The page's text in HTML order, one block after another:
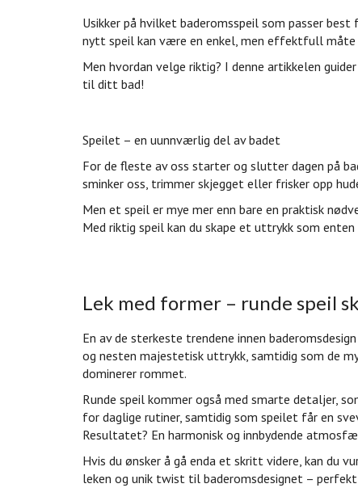
Usikker på hvilket baderomsspeil som passer
nytt speil kan være en enkel, men effektfull
Men hvordan velge riktig? I denne artikkelen
til ditt bad!
Speilet – en uunnværlig del av badet
For de fleste av oss starter og slutter dagen på
sminker oss, trimmer skjegget eller frisker opp
Men et speil er mye mer enn bare en praktisk
Med riktig speil kan du skape et uttrykk som
Lek med former – runde speil
En av de sterkeste trendene innen
og nesten majestetisk uttrykk, samtidig som de
dominerer rommet.
Runde speil kommer også med smarte detaljer,
for daglige rutiner, samtidig som speilet får en
Resultatet? En harmonisk og innbydende
Hvis du ønsker å gå enda et skritt videre, kan du
leken og unik twist til baderomsdesignet –